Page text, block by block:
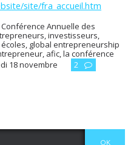
site/fra_accueil.htm
Conférence Annuelle des
,investisseurs,
, global entrepreneurship
, afic,la conférence
18 novembre
2